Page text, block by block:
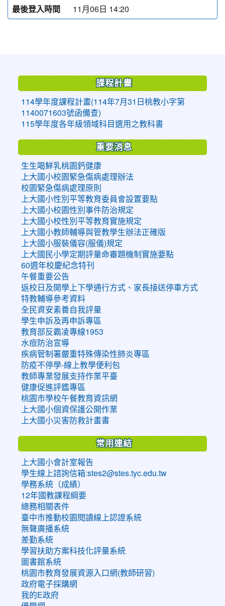
最後登入時間
11月06日 14:20
課程計畫
114學年度課程計畫(114年7月31日桃教小字第
1140071603號函備查)
115學年度各年級領域科目選用之教科書
重要消息
生生喝鮮乳桃園鈣健康
上大國小校園緊急傷病處理辦法
校園緊急傷病處理原則
上大國小性別平等教育委員會設置要點
上大國小校園性別事件防治規定
上大國小校性別平等教育實施規定
上大國小教師輔導與管教學生辦法正確版
上大國小服裝儀容(服儀)規定
上大國民小學定期評量命審題機制實施要點
60週年校慶紀念特刊
午餐重要公告
返校日及開學上下學通行方式、家長接送停車方式
特教輔導參考資料
全民資安素養自我評量
學生申訴及再申訴專區
教育部反霸凌專線1953
水痘防治宣導
疾病管制署嚴重特殊傳染性肺炎專區
防疫不停學-線上教學便利包
教師專業發展支持作業平臺
健康促進評鑑專區
桃園市學校午餐教育資訊網
上大國小個資保護公開作業
上大國小災害防救計畫書
常用連結
上大國小會計室報告
學生線上諮詢信箱:stes2@stes.tyc.edu.tw
學務系統（成績）
12年國教課程綱要
總務相關表件
臺中市推動校園閱讀線上認證系統
無聲廣播系統
差勤系統
學習扶助方案科技化評量系統
圖書館系統
桃園市教育發展資源入口網(教師研習)
政府電子採購網
我的E政府